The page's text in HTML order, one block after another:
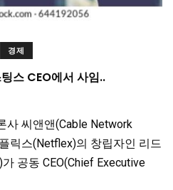
경제
스 CEO에서 사임..
사 씨앤앤(Cable Network
릭스(Netflex)의 창립자인 리드
공동 CEO(Chief Executive